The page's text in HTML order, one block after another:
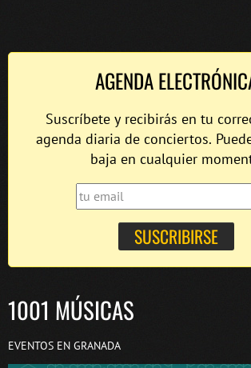
AGENDA
Suscríbete y recibirás en tu
agenda diaria de conciertos.
baja en cualquier
1001 MÚSICAS
EVENTOS EN GRANADA